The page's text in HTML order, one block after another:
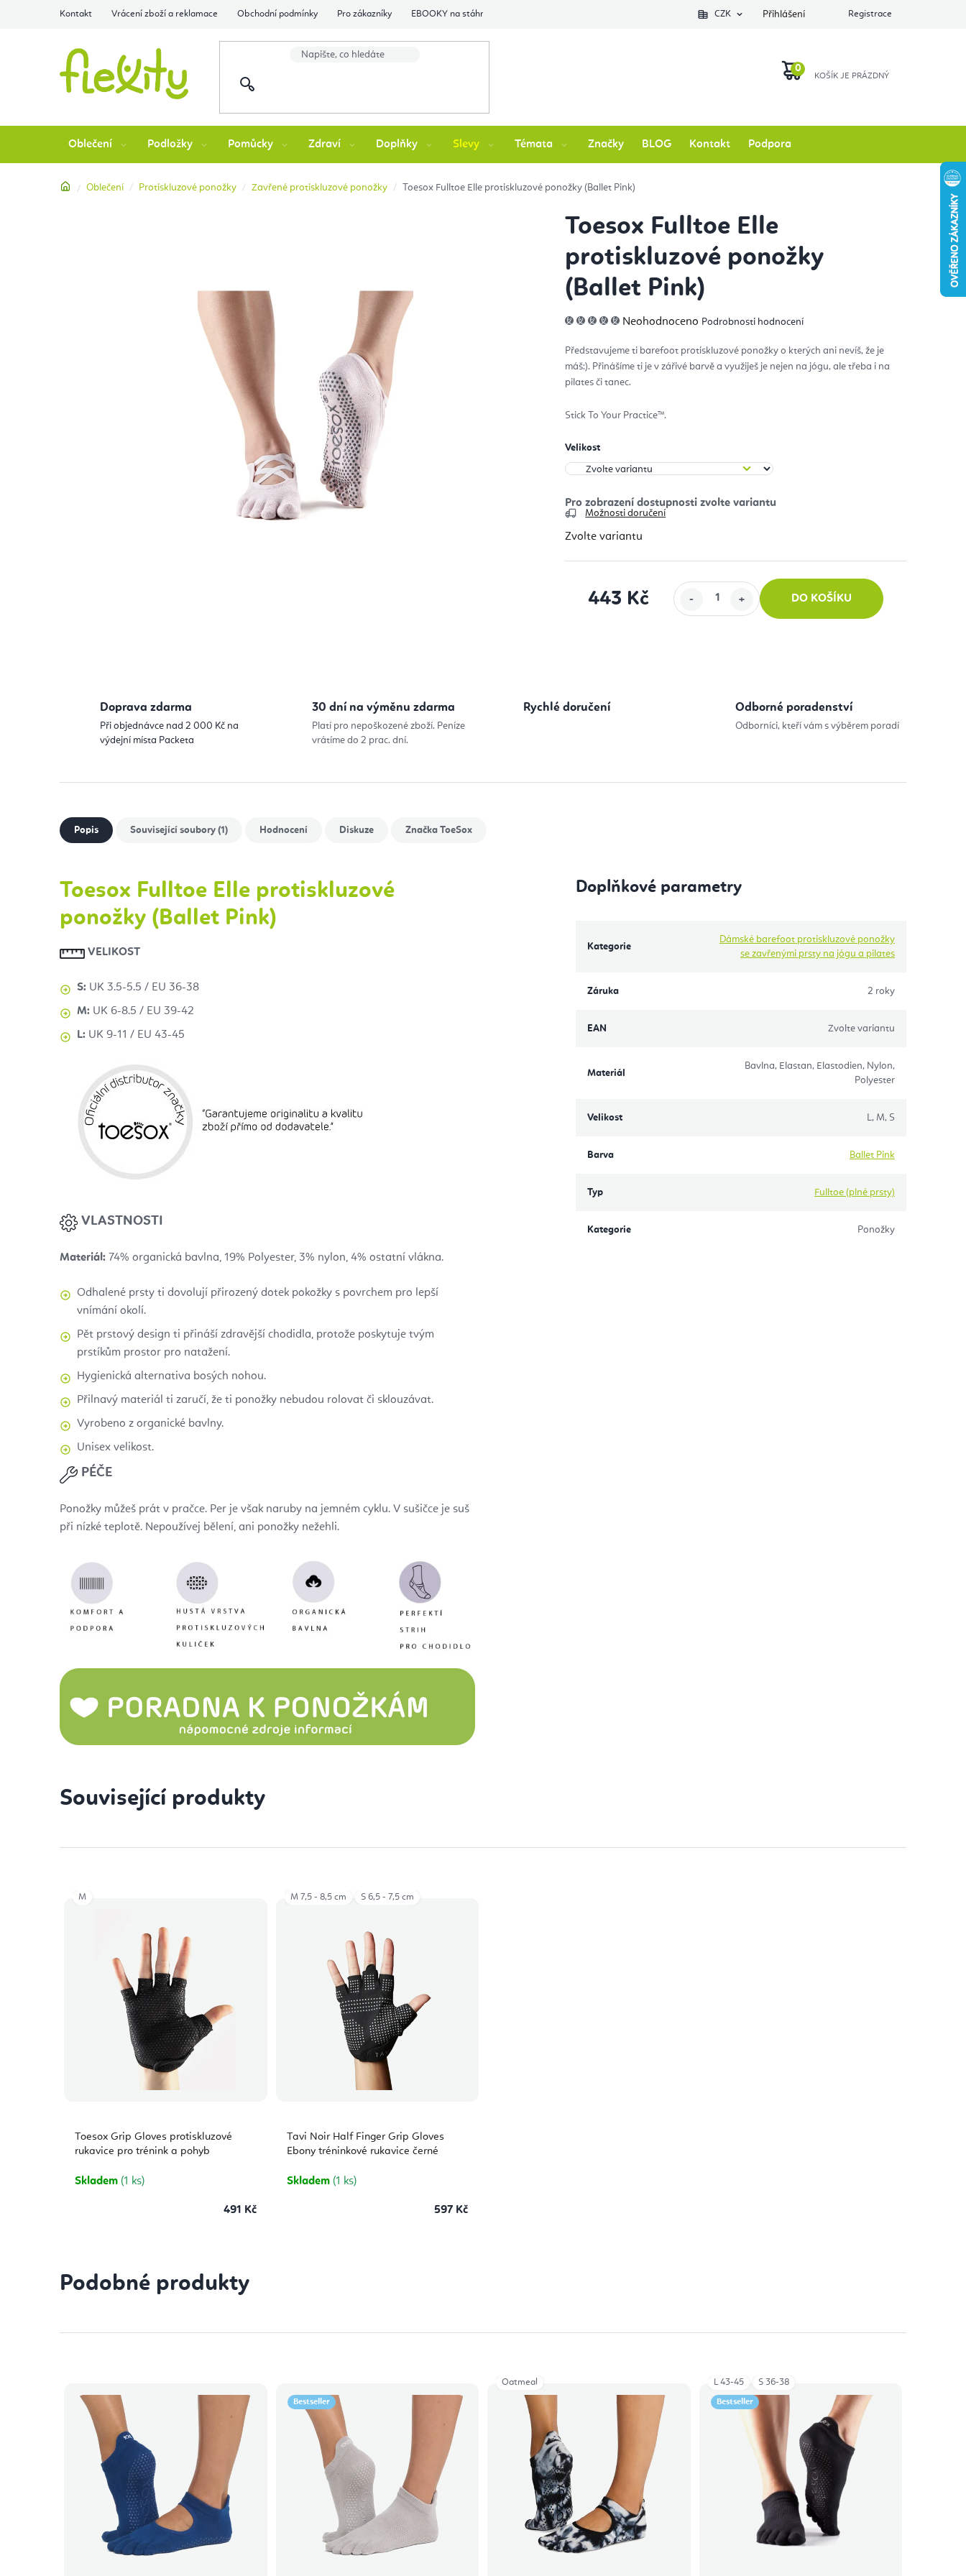
Kontakt Vrácení zboží a reklamace Obchodní podmínky Pro zákazníky EBOOKY na stáhnutí Podlozkynajogu.cz Zkontrolovat stav objednávky O nás
CZK Přihlášení Registrace
KOŠÍK
Oblečení Podložky Pomůcky Zdraví Doplňky Slevy Témata Značky BLOG Kontakt Podpora
DomůOblečení Protiskluzové ponožky Zavřené protiskluzové ponožky Toesox Fulltoe Elle protiskluzové ponožky (Ballet Pink)
Toesox Fulltoe Elle
protiskluzové ponožky
(Ballet Pink)
Průměrné
hodnocení
0,0
5
Neohodnoceno Podrobnosti hodnocení
Představujeme ti barefoot protiskluzové ponožky o kterých ani nevíš, že je
máš:). Přinášíme ti je v zářivé barvě a využiješ je nejen na jógu, ale třeba i na
pilates či tanec.
Stick To Your Practice™.
Velikost
Možnosti doručení
Zvolte variantu
443 Kč DO KOŠÍKU
Doprava zdarma
Při objednávce nad 2 000 Kč na
výdejní místa Packeta
30 dní na výměnu zdarma
Platí pro nepoškozené zboží. Peníze
vrátíme do 2 prac. dní.
Rychlé doručení Odborné poradenství
Odborníci, kteří vám s výběrem poradí
Popis Související soubory (1) Hodnocení Diskuze Značka ToeSox
Toesox Fulltoe Elle protiskluzové
ponožky (Ballet Pink)
VELIKOST
S: UK 3.5-5.5 / EU 36-38
M: UK 6-8.5 / EU 39-42
L: UK 9-11 / EU 43-45
VLASTNOSTI
Materiál: 74% organická bavlna, 19% Polyester, 3% nylon, 4% ostatní vlákna.
Odhalené prsty ti dovolují přirozený dotek pokožky s povrchem pro lepší
vnímání okolí.
Pět prstový design ti přináší zdravější chodidla, protože poskytuje tvým
prstíkům prostor pro natažení.
Hygienická alternativa bosých nohou.
Přilnavý materiál ti zaručí, že ti ponožky nebudou rolovat či sklouzávat.
Vyrobeno z organické bavlny.
Unisex velikost.
PÉČE
Ponožky můžeš prát v pračce. Per je však naruby na jemném cyklu. V sušičce je suš
při nízké teplotě. Nepoužívej bělení, ani ponožky nežehli.
Doplňkové parametry
Kategorie
Dámské barefoot protiskluzové ponožky
se zavřenými prsty na jógu a pilates
Záruka 2 roky
EAN Zvolte variantu
Materiál
Bavlna, Elastan, Elastodien, Nylon,
Polyester
Velikost L, M, S
Barva Ballet Pink
Typ Fulltoe (plné prsty)
Kategorie Ponožky
Související produkty
Toesox Grip Gloves protiskluzové
rukavice pro trénink a pohyb
Skladem (1 ks)
491 Kč
M
Tavi Noir Half Finger Grip Gloves
Ebony tréninkové rukavice černé
Skladem (1 ks)
597 Kč
M 7,5 - 8,5 cm S 6,5 - 7,5 cm
Podobné produkty
Bestseller
Oatmeal
Bestseller
L 43-45 S 36-38